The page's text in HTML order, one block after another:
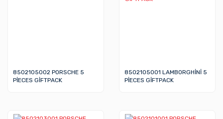
8502105002 PORSCHE 5
PİECES GİFTPACK
8502105001 LAMBORGHİNİ 5
PİECES GİFTPACK